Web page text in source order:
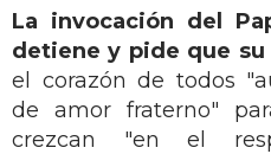
La invocación del
detiene y pide que
el corazón de todos
de amor fraterno"
crezcan "en el